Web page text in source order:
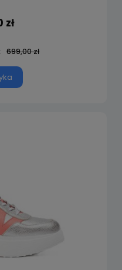
zł
699,00 zł